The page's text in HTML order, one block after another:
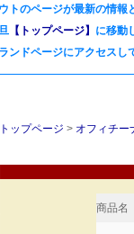
トのページが最新の情報
【トップページ】 に移動
ンドページにアクセス
トップページ > オフィチー
商品名